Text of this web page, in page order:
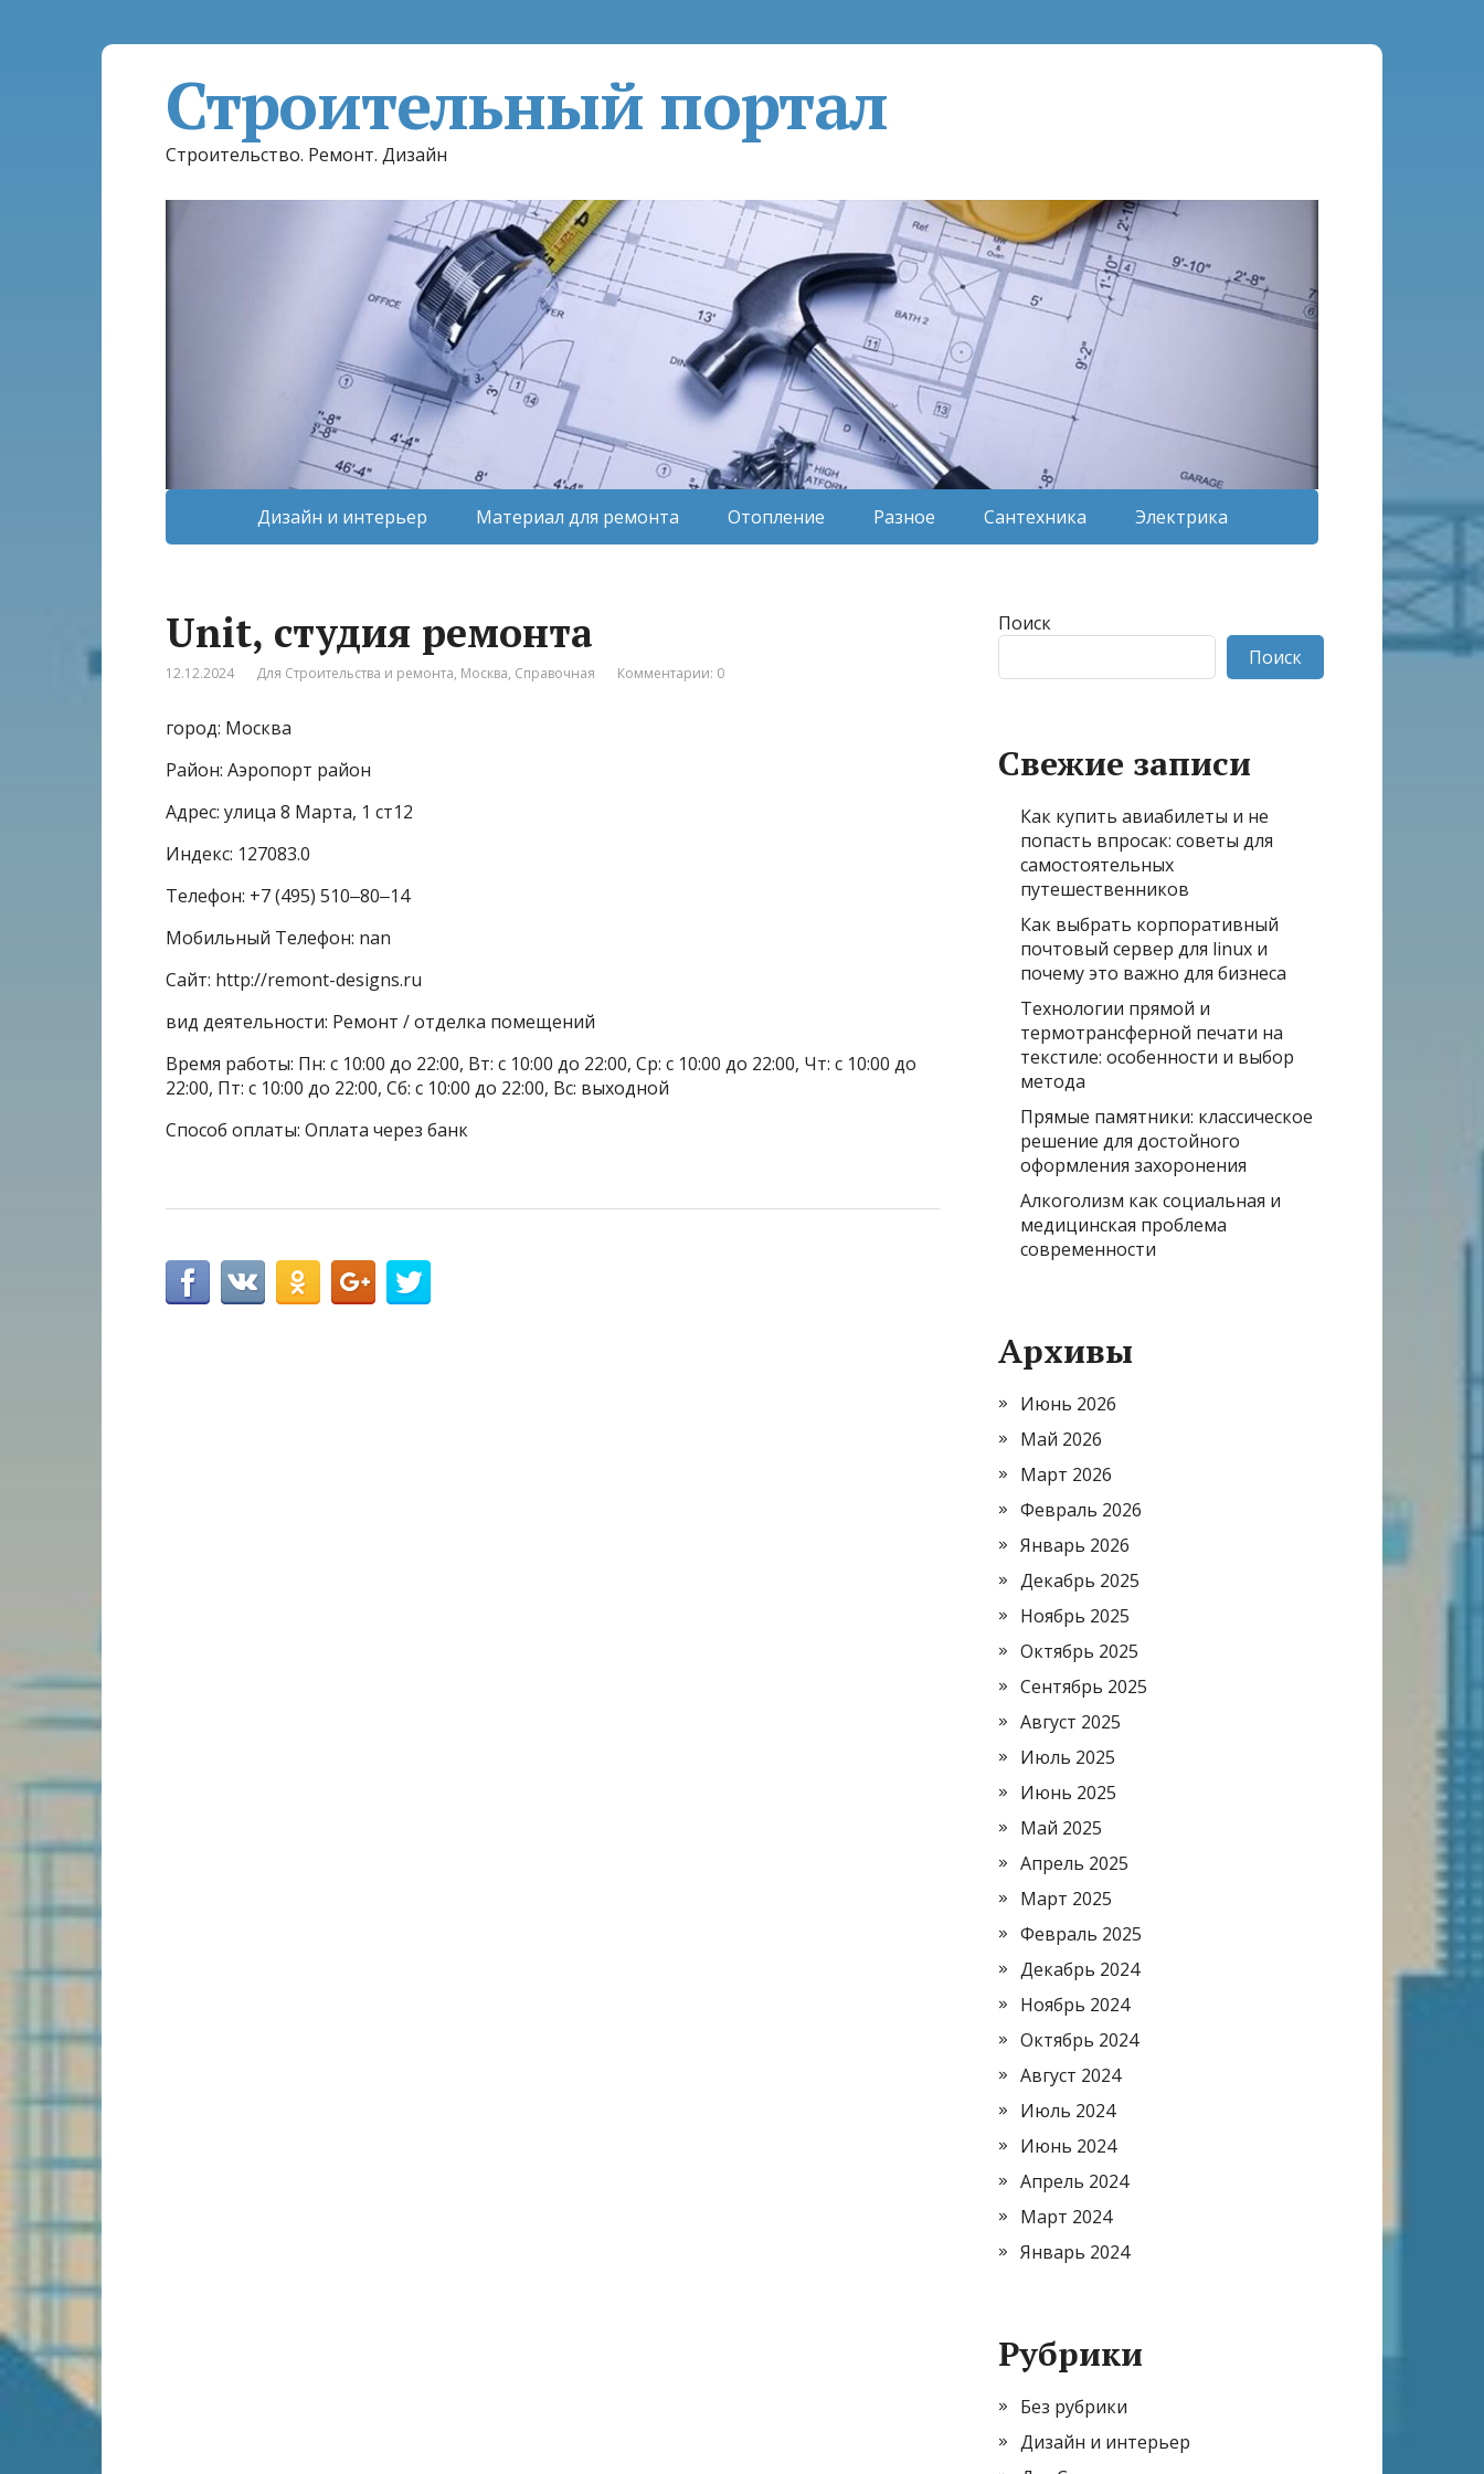
Строительный портал
Строительство. Ремонт. Дизайн
Дизайн и интерьер Материал для ремонта Отопление Разное Сантехника Электрика
Unit, студия ремонта
12.12.2024 Для Строительства и ремонта, Москва, Справочная Комментарии: 0
город: Москва
Район: Аэропорт район
Адрес: улица 8 Марта, 1 ст12
Индекс: 127083.0
Телефон: +7 (495) 510‒80‒14
Мобильный Телефон: nan
Сайт: http://remont-designs.ru
вид деятельности: Ремонт / отделка помещений
Время работы: Пн: с 10:00 до 22:00, Вт: с 10:00 до 22:00, Ср: с 10:00 до 22:00, Чт: с 10:00 до
22:00, Пт: с 10:00 до 22:00, Сб: с 10:00 до 22:00, Вс: выходной
Способ оплаты: Оплата через банк
Поиск
Поиск
Свежие записи
Как купить авиабилеты и не
попасть впросак: советы для
самостоятельных
путешественников
Как выбрать корпоративный
почтовый сервер для linux и
почему это важно для бизнеса
Технологии прямой и
термотрансферной печати на
текстиле: особенности и выбор
метода
Прямые памятники: классическое
решение для достойного
оформления захоронения
Алкоголизм как социальная и
медицинская проблема
современности
Архивы
Июнь 2026
Май 2026
Март 2026
Февраль 2026
Январь 2026
Декабрь 2025
Ноябрь 2025
Октябрь 2025
Сентябрь 2025
Август 2025
Июль 2025
Июнь 2025
Май 2025
Апрель 2025
Март 2025
Февраль 2025
Декабрь 2024
Ноябрь 2024
Октябрь 2024
Август 2024
Июль 2024
Июнь 2024
Апрель 2024
Март 2024
Январь 2024
Рубрики
Без рубрики
Дизайн и интерьер